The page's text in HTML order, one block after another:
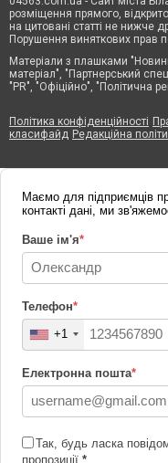
розміщення прямого,
на цитовані статті не нижче
Порушення виняткових прав
Матеріали з плашками
матеріал", "Партнерський
"PR", "Офіційно", "Політична
Політика конфіденційності
класифайд Редакційна
Маємо для підприємців
контакті дані, ми
Ваше ім'я*
Телефон*
+1
Електронна пошта*
Так, будь ласка
пропозиції *